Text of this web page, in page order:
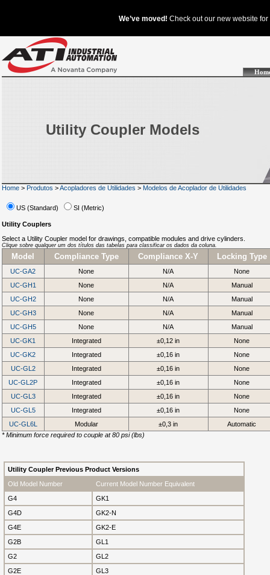
Utility Coupler Models
Home > Produtos >Acopladores de Utilidades > Modelos de Acoplador de Utilidades
US (Standard) SI (Metric)
Utility Couplers
Select a Utility Coupler model for drawings, compatible modules and drive cylinders.
Clique sobre qualquer um dos títulos das tabelas para classificar os dados da coluna.
Model Compliance Type Compliance X-Y Locking Type
UC-GA2 None N/A
None
UC-GH1
None N/A
Manual
UC-GH2
None N/A
Manual
UC-GH3
None N/A
Manual
UC-GH5
None N/A
Manual
UC-GK1
Integrated ±0,12 in
None
UC-GK2
Integrated ±0,16 in
None
UC-GL2
Integrated ±0,16 in
None
UC-GL2P
Integrated ±0,16 in
None
UC-GL3
Integrated ±0,16 in
None
UC-GL5
Integrated ±0,16 in
None
UC-GL6L
Modular ±0,3 in
Automatic
* Minimum force required to couple at 80 psi (lbs)
Utility Coupler Previous Product Versions
Old Model Number
Current Model Number Equivalent
G4
GK1
G4D
GK2-N
G4E
GK2-E
G2B
GL1
G2
GL2
G2E
GL3